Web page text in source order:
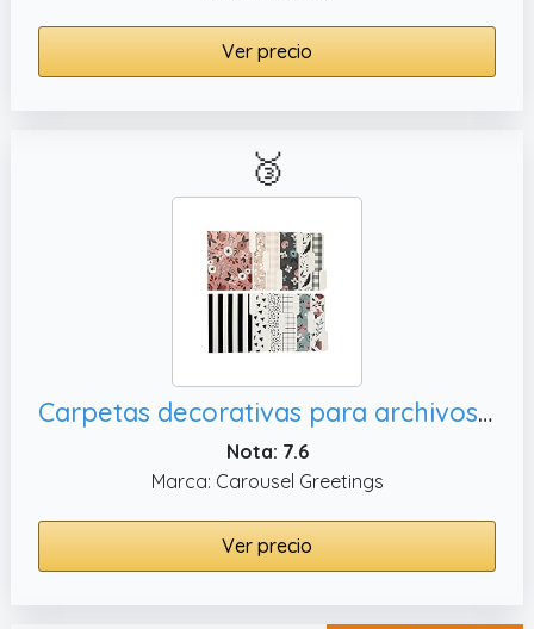
Ver precio
🥉
Carpetas decorativas para archivos: incluye 12 bonitos diseños, 9.5 x 11.75 pulgadas
Nota: 7.6
Marca: Carousel Greetings
Ver precio